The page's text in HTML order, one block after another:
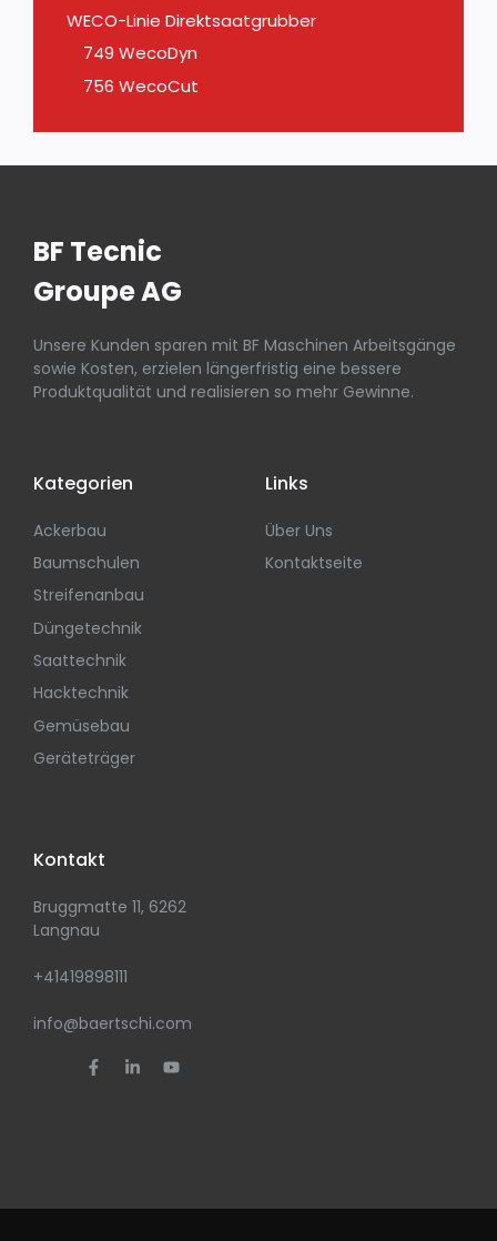
WECO-Linie Direktsaatgrubber
749 WecoDyn
756 WecoCut
BF Tecnic
Groupe AG
Unsere Kunden sparen mit BF Maschinen Arbeitsgänge
sowie Kosten, erzielen längerfristig eine bessere
Produktqualität und realisieren so mehr Gewinne.
Kategorien
Ackerbau
Baumschulen
Streifenanbau
Düngetechnik
Saattechnik
Hacktechnik
Gemüsebau
Geräteträger
Links
Über Uns
Kontaktseite
Kontakt
Bruggmatte 11, 6262
Langnau
+41419898111
info@baertschi.com